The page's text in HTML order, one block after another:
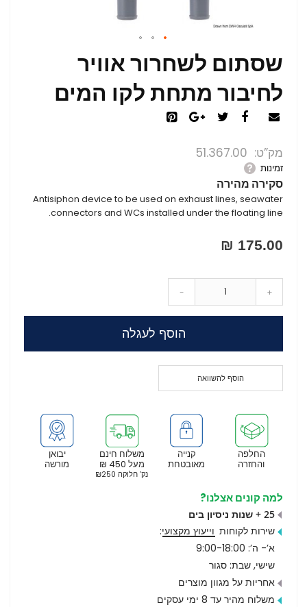
שסתום לשחרור אוויר
לחיבור מתחת לקו המים
מק”ט 51.367.00
זמינות
סקירה מהירה
Antisiphon device to be used on exhaust lines, seawater
connectors and WCs installed under the floating line.
175.00 ₪
- +
הוסף לעגלה
הוסף להשוואה
יבואן
מורשה
משלוח חינם
מעל 450 ₪
נק’ חלוקה ₪250
קנייה
מאובטחת
החלפה
והחזרה
למה קונים אצלנו?
25 + שנות ניסיון בים
שירות לקוחות וייעוץ מקצועי:
א’- ה’: 9:00-18:00
שישי, שבת: סגור
אחריות על מגוון מוצרים
משלוח מהיר עד 8 ימי עסקים